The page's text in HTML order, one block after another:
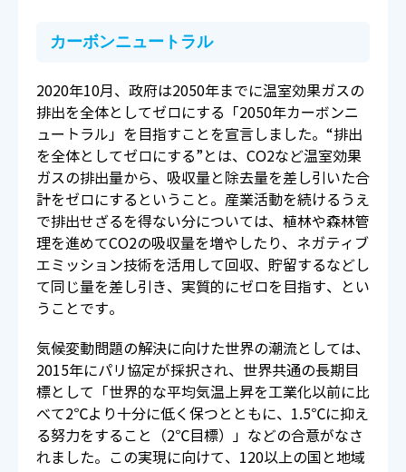
カーボンニュートラル
2020年10月、政府は2050年までに温室効果ガスの
排出を全体としてゼロにする「2050年カーボンニ
ュートラル」を目指すことを宣言しました。“排出
を全体としてゼロにする”とは、CO2など温室効果
ガスの排出量から、吸収量と除去量を差し引いた合
計をゼロにするということ。産業活動を続けるうえ
で排出せざるを得ない分については、植林や森林管
理を進めてCO2の吸収量を増やしたり、ネガティブ
エミッション技術を活用して回収、貯留するなどし
て同じ量を差し引き、実質的にゼロを目指す、とい
うことです。
気候変動問題の解決に向けた世界の潮流としては、
2015年にパリ協定が採択され、世界共通の長期目
標として「世界的な平均気温上昇を工業化以前に比
べて2℃より十分に低く保つとともに、1.5℃に抑え
る努力をすること（2℃目標）」などの合意がなさ
れました。この実現に向けて、120以上の国と地域